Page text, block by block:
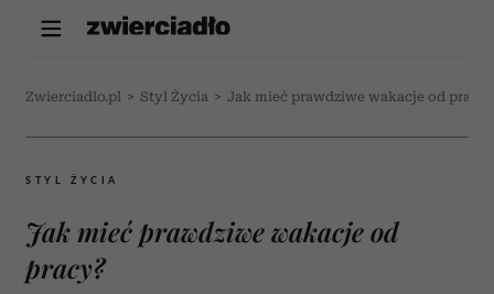
Zwierciadlo.pl > Styl Życia > Jak mieć prawdziwe wakacje od pracy?
STYL ŻYCIA
Jak mieć prawdziwe wakacje od
pracy?